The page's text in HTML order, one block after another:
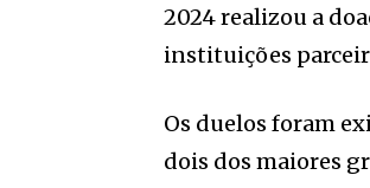
2024 realizou a
instituições
Os duelos foram
dois dos maiores